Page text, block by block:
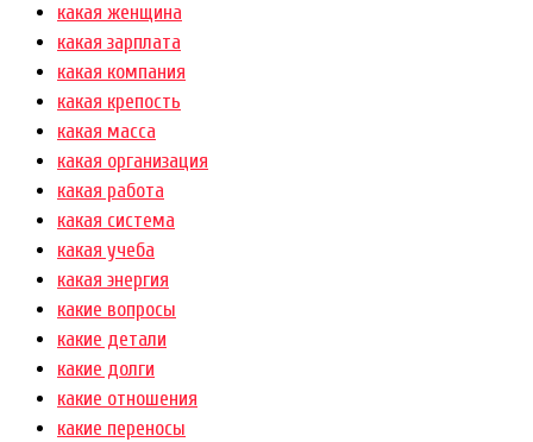
какая женщина
какая зарплата
какая компания
какая крепость
какая масса
какая организация
какая работа
какая система
какая учеба
какая энергия
какие вопросы
какие детали
какие долги
какие отношения
какие переносы